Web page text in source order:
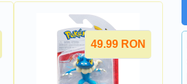
49.99 RON